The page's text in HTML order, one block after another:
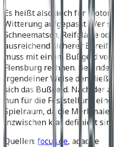
Es heißt also auch für
Witterung aufgepasst. Wer
Schneematsch, Reifglätte
ausreichend sicherer
muss mit einem Bußgeld
Flensburg rechnen.
irgendeiner Weise den
sich das Bußgeld. Nach der
nun für die Feststellung
Spielraum, da die Merkmale
inzwischen klar definiert
Quellen: focus.de, adac.de